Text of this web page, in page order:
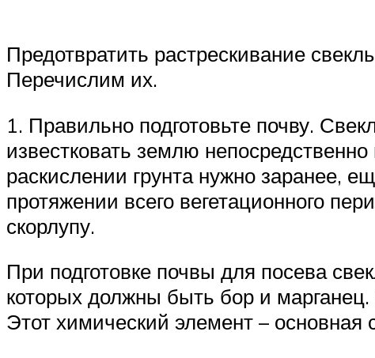
Предотвратить растрескивание
Перечислим их.
1. Правильно подготовьте почву.
известковать землю
раскислении грунта нужно заранее,
протяжении всего вегетационного
скорлупу.
При подготовке почвы для посева
которых должны быть бор и
Этот химический элемент –